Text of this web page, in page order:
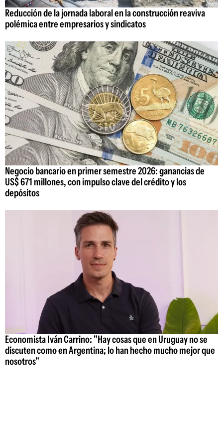
Reducción de la jornada laboral en la construcción reaviva
polémica entre empresarios y sindicatos
Negocio bancario en primer semestre 2026: ganancias de
US$ 671 millones, con impulso clave del crédito y los
depósitos
Economista Iván Carrino: "Hay cosas que en Uruguay no se
discuten como en Argentina; lo han hecho mucho mejor que
nosotros"